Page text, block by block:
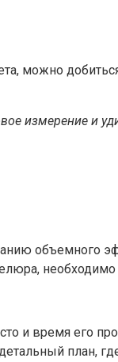
можно
измерение и
объемного
и время его
план,